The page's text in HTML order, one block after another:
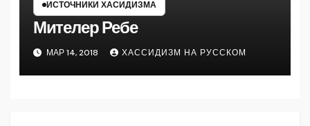
ИСТОЧНИКИ ХАСИДИЗМА
Мителер Ребе
МАР 14, 2018 ХАССИДИЗМ НА РУССКОМ